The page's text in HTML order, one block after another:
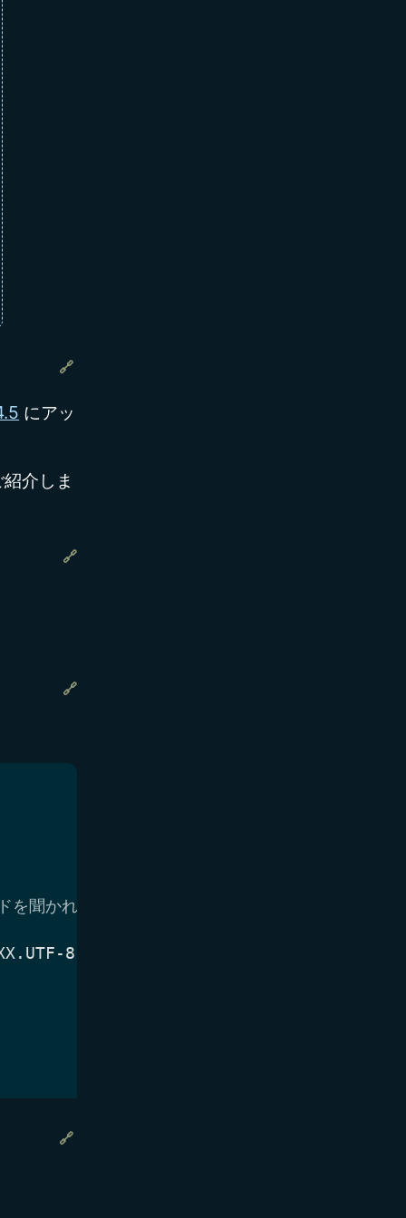
にアッ
介しま
聞かれます